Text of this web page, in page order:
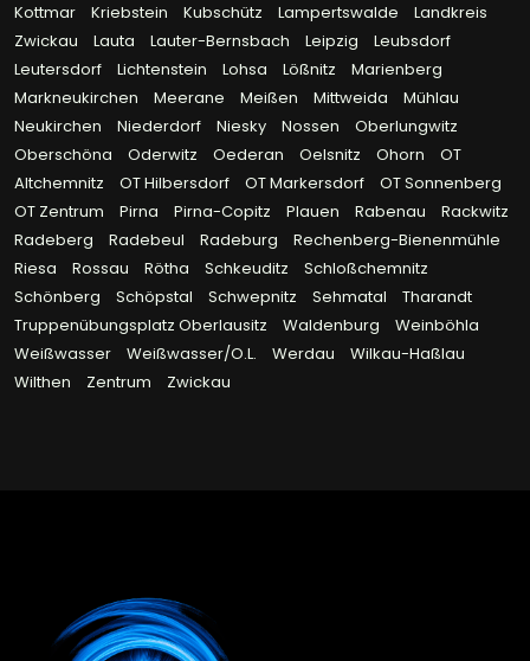
Kottmar
Kriebstein Kubschütz Lampertswalde
Landkreis
Zwickau
Lauta Lauter-Bernsbach Leipzig
Leubsdorf
Leutersdorf
Lichtenstein Lohsa Lößnitz
Marienberg
Markneukirchen
Meerane Meißen Mittweida
Mühlau
Neukirchen
Niederdorf Niesky Nossen
Oberlungwitz
Oberschöna
Oderwitz Oederan Oelsnitz Ohorn
OT
Altchemnitz
OT Hilbersdorf OT Markersdorf
OT Sonnenberg
OT Zentrum
Pirna Pirna-Copitz Plauen Rabenau
Rackwitz
Radeberg
Radebeul Radeburg
Rechenberg-Bienenmühle
Riesa
Rossau Rötha Schkeuditz
Schloßchemnitz
Schönberg
Schöpstal Schwepnitz Sehmatal
Tharandt
Truppenübungsplatz Oberlausitz
Waldenburg
Weinböhla
Weißwasser
Weißwasser/O.L. Werdau
Wilkau-Haßlau
Wilthen
Zentrum Zwickau